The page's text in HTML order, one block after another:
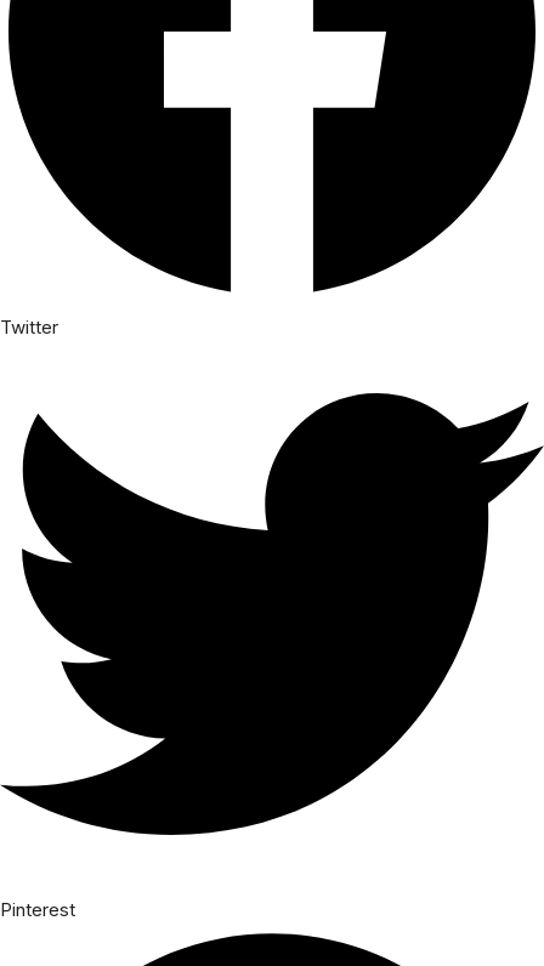
Twitter
Pinterest